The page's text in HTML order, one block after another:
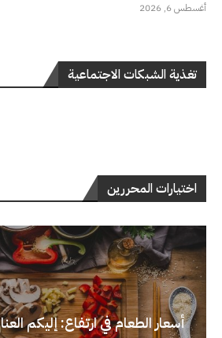
أغسطس 6, 2026
تغذية الشبكات الاجتماعية
اختيارات المحررين
أسعار الطعام في ارتفاع: إليكم